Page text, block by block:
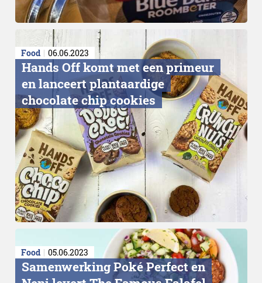
Food 06.06.2023
Hands Off komt met een primeur
en lanceert plantaardige
chocolate chip cookies
Food 05.06.2023
Samenwerking Poké Perfect en